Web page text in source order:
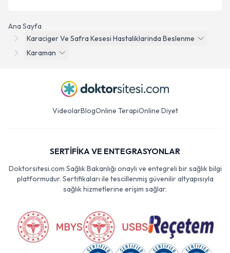
Ana Sayfa
Karaciger Ve Safra Kesesi Hastaliklarinda Beslenme
Karaman
VideolarBlogOnline TerapiOnline Diyet
SERTİFİKA VE ENTEGRASYONLAR
Doktorsitesi.com Sağlık Bakanlığı onaylı ve entegreli bir sağlık bilgi
platformudur. Sertifikaları ile tescillenmiş güvenilir altyapısıyla
sağlık hizmetlerine erişim sağlar.